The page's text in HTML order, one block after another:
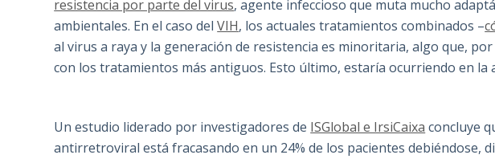
resistencia por parte del virus, agente infeccioso que muta mucho
ambientales. En el caso delVIH, los actuales tratamientos combinados –
al virus a raya y la generación de resistencia es minoritaria, algo que,
con los tratamientos más antiguos. Esto último, estaría ocurriendo en la
Un estudio liderado por investigadores de ISGlobal e IrsiCaixa concluye
antirretroviral está fracasando en un 24% de los pacientes debiéndose,